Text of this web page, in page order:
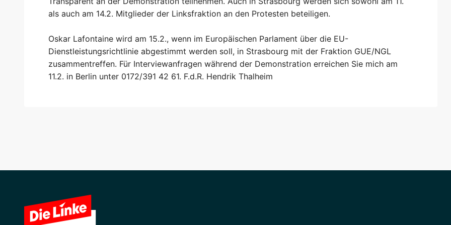
als auch am 14.2. Mitglieder der Linksfraktion an den Protesten beteiligen.
Oskar Lafontaine wird am 15.2., wenn im Europäischen Parlament über die EU-
Dienstleistungsrichtlinie abgestimmt werden soll, in Strasbourg mit der Fraktion GUE/NGL
zusammentreffen. Für Interviewanfragen während der Demonstration erreichen Sie mich am
11.2. in Berlin unter 0172/391 42 61. F.d.R. Hendrik Thalheim